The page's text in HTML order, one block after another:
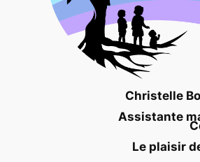
Christelle
Assistante
Le plaisir